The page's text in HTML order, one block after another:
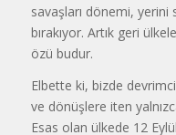
savaşları dönemi, yerini
bırakıyor. Artık geri
özü budur.
Elbette ki, bizde
ve dönüşlere iten
Esas olan ülkede 12